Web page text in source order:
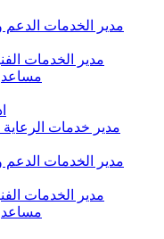
مدير الخدمات الدعم
مدير الخدمات
مدير خدمات
مدير الخدمات الدعم
مدير الخدمات